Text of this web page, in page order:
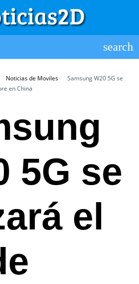
Noticias de Moviles
Samsung W20 5G se
en China
5G se
el